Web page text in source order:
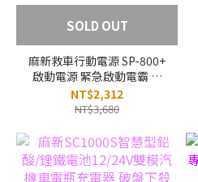
SOLD OUT
麻新救車行動電源 SP-800+
啟動電源 緊急啟動電霸 破
盤下殺 OMAX歐妹思購物網
NT$2,312
NT$3,680